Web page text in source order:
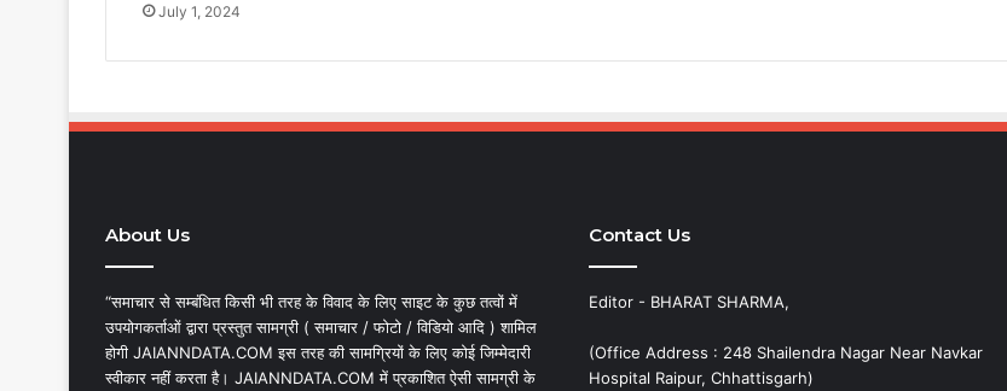
July 1, 2024
About Us
“समाचार से सम्बंधित किसी भी तरह के विवाद के लिए साइट के कुछ तत्वों में
उपयोगकर्ताओं द्वारा प्रस्तुत सामग्री ( समाचार / फोटो / विडियो आदि ) शामिल
होगी JAIANNDATA.COM इस तरह की सामग्रियों के लिए कोई जिम्मेदारी
स्वीकार नहीं करता है। JAIANNDATA.COM में प्रकाशित ऐसी सामग्री के
Contact Us
Editor - BHARAT SHARMA,
(Office Address : 248 Shailendra Nagar Near Navkar
Hospital Raipur, Chhattisgarh)